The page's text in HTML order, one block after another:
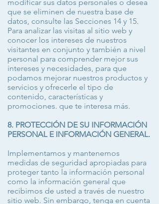
modificar sus datos personales o desea
que se eliminen de nuestra base de
datos, consulte las Secciones 14 y 15.
Para analizar las visitas al sitio web y
conocer los intereses de nuestros
visitantes en conjunto y también a nivel
personal para comprender mejor sus
intereses y necesidades, para que
podamos mejorar nuestros productos y
servicios y ofrecerle el tipo de
contenido, características y
promociones. que te interesa más.
8. PROTECCIÓN DE SU INFORMACIÓN
PERSONAL E INFORMACIÓN GENERAL.
Implementamos y mantenemos
medidas de seguridad apropiadas para
proteger tanto la información personal
como la información general que
recibimos de usted a través de nuestro
sitio web. Sin embargo, tenga en cuenta